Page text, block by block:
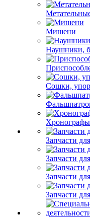
Мишени
Наушники,
Сошки,
Хронографы
Запчасти
Запчасти
Запчасти
Запчасти